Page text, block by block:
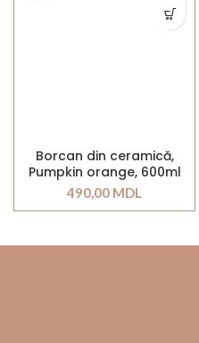
Borcan din ceramică,
Pumpkin orange, 600ml
490,00 MDL